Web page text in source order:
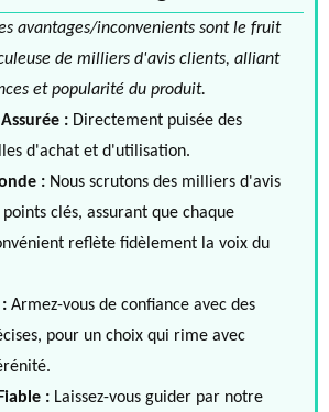
avantages/inconvenients sont le fruit
de milliers d'avis clients, alliant
et popularité du produit.
: Directement puisée des
d'achat et d'utilisation.
: Nous scrutons des milliers d'avis
clés, assurant que chaque
reflète fidèlement la voix du
Armez-vous de confiance avec des
pour un choix qui rime avec
: Laissez-vous guider par notre